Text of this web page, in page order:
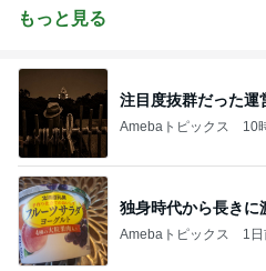
もっと見る
注目度抜群だった運
Amebaトピックス 10
独身時代から長きに
Amebaトピックス 1